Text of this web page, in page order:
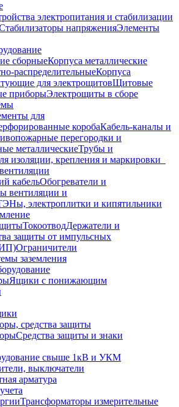
электропитания и стабилизации
напряженияЭлементы
сборныеКорпуса металлические
распределительныеКорпуса
для электрощитовЩитовые
приборыЭлектрощиты в сборе
для
коробаКабель-каналы и
перегородки и
металлическиеТрубы и
изоляции, крепления и маркировки
кабельОбогреватели и
вентиляции и
электроплитки и кипятильники
ТокоотводДержатели и
защиты от импульсных
Ограничители
заземления
Ящики с понижающим
средства защиты
Средства защиты и знаки
свыше 1кВ и УКМ
выключатели
арматура
Трансформаторы измерительные